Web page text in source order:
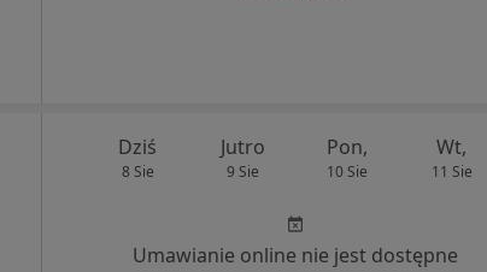
Dziś
8 Sie
Jutro
9 Sie
Pon,
10 Sie
Wt,
11 Sie
Umawianie online nie jest dostępne